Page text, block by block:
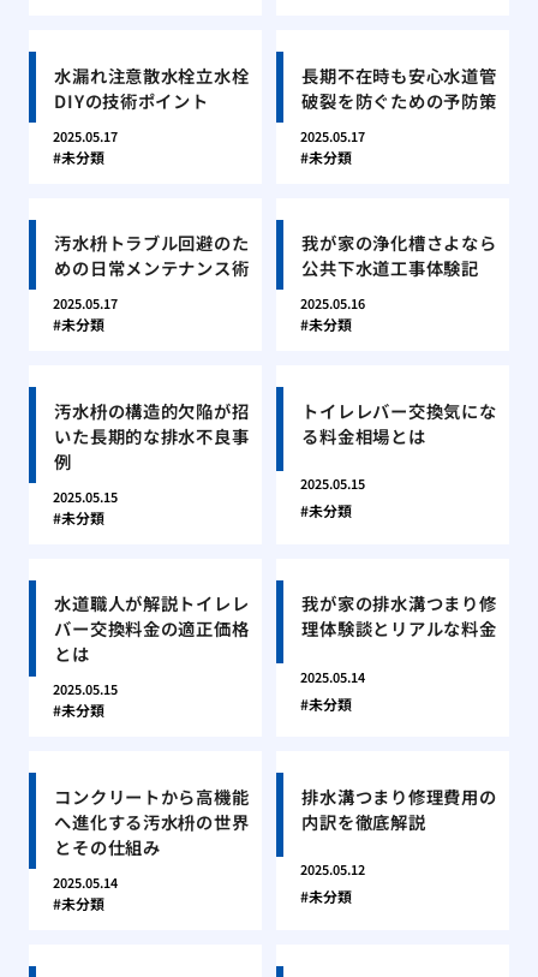
水漏れ注意散水栓立水栓
DIYの技術ポイント
2025.05.17
未分類
長期不在時も安心水道管
破裂を防ぐための予防策
2025.05.17
未分類
汚水枡トラブル回避のた
めの日常メンテナンス術
2025.05.17
未分類
我が家の浄化槽さよなら
公共下水道工事体験記
2025.05.16
未分類
汚水枡の構造的欠陥が招
いた長期的な排水不良事
例
2025.05.15
未分類
トイレレバー交換気にな
る料金相場とは
2025.05.15
未分類
水道職人が解説トイレレ
バー交換料金の適正価格
とは
2025.05.15
未分類
我が家の排水溝つまり修
理体験談とリアルな料金
2025.05.14
未分類
コンクリートから高機能
へ進化する汚水枡の世界
とその仕組み
2025.05.14
未分類
排水溝つまり修理費用の
内訳を徹底解説
2025.05.12
未分類